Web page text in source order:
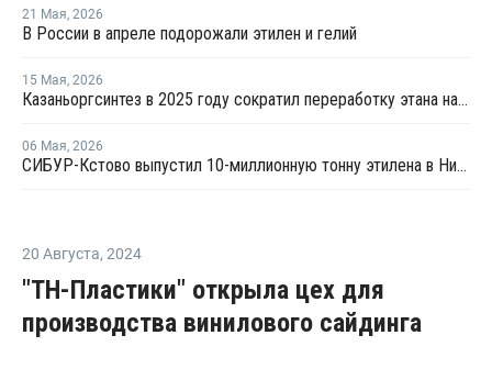
21 Мая, 2026
В России в апреле подорожали этилен и гелий
15 Мая, 2026
Казаньоргсинтез в 2025 году сократил переработку этана на 5%, сжиженного газа – на 24%
06 Мая, 2026
СИБУР-Кстово выпустил 10-миллионную тонну этилена в Нижегородской области
20 Августа, 2024
"ТН-Пластики" открыла цех для
производства винилового сайдинга